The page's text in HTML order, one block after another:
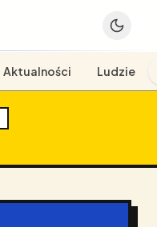
Aktualności Ludzie